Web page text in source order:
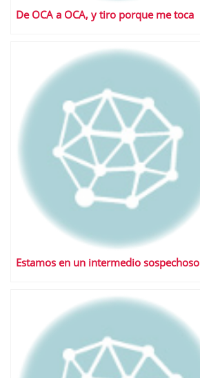
De OCA a OCA, y tiro porque me toca
Estamos en un intermedio sospechoso